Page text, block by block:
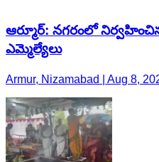
ఆర్మూర్: నగరంలో
ఎమ్మెల్యేలు
Armur, Nizamabad | Aug 8,